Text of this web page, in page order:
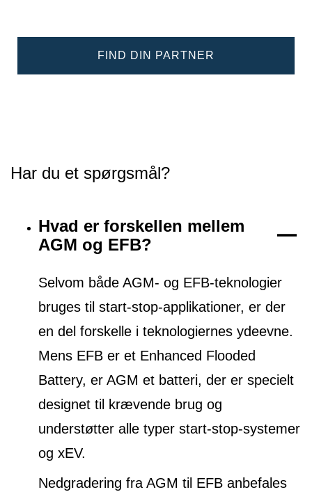
FIND DIN PARTNER
Har du et spørgsmål?
Hvad er forskellen mellem
AGM og EFB?
Selvom både AGM- og EFB-teknologier
bruges til start-stop-applikationer, er der
en del forskelle i teknologiernes ydeevne.
Mens EFB er et Enhanced Flooded
Battery, er AGM et batteri, der er specielt
designet til krævende brug og
understøtter alle typer start-stop-systemer
og xEV.
Nedgradering fra AGM til EFB anbefales